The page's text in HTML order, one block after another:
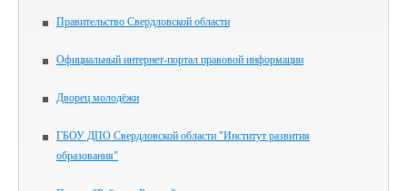
Правительство Свердловской области
Официальный интернет-портал правовой информации
Дворец молодёжи
ГБОУ ДПО Свердловской области "Институт развития
образования"